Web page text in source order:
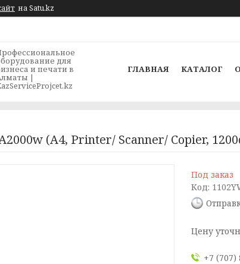
на Satu.kz
для
и печати в
|
ГЛАВНАЯ КАТАЛОГ
(А4, Printer/ Scanner/ Copier,
Под заказ
Код:
Цену
+7 (707)